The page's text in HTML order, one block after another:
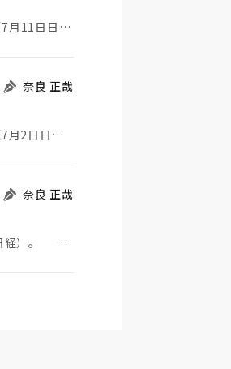
一時期トヨタと販売台数世界一を競っていた、フォルクスワーゲンの経営がピンチだ（7月11日日経）。そ…
奈良 正哉
自衛隊が中国製ウイルス感染USBを長年使っていたことが発覚して問題になっている（7月2日日経）。筆…
奈良 正哉
北海道新幹線の延伸に絡んで、建設会社9社が公取委に談合を疑われている（5月20日日経）。 談合と…